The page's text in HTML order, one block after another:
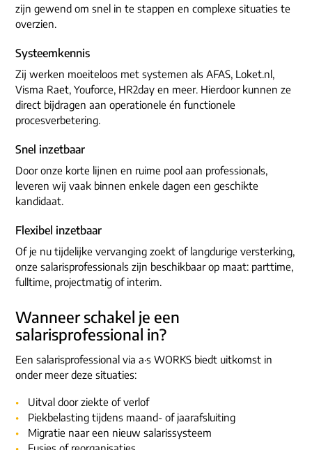
zijn gewend om snel in te stappen en complexe situaties te
overzien.
Systeemkennis
Zij werken moeiteloos met systemen als AFAS, Loket.nl,
Visma Raet, Youforce, HR2day en meer. Hierdoor kunnen ze
direct bijdragen aan operationele én functionele
procesverbetering.
Snel inzetbaar
Door onze korte lijnen en ruime pool aan professionals,
leveren wij vaak binnen enkele dagen een geschikte
kandidaat.
Flexibel inzetbaar
Of je nu tijdelijke vervanging zoekt of langdurige versterking,
onze salarisprofessionals zijn beschikbaar op maat: parttime,
fulltime, projectmatig of interim.
Wanneer schakel je een
salarisprofessional in?
Een salarisprofessional via a·s WORKS biedt uitkomst in
onder meer deze situaties:
Uitval door ziekte of verlof
Piekbelasting tijdens maand- of jaarafsluiting
Migratie naar een nieuw salarissysteem